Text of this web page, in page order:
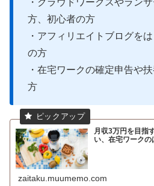
・クラウドワークスやラン
方、初心者の方
・アフィリエイトブログを
の方
・在宅ワークの確定申告や
方
月収3万円を目指
い、在宅ワークの
zaitaku.muumemo.com